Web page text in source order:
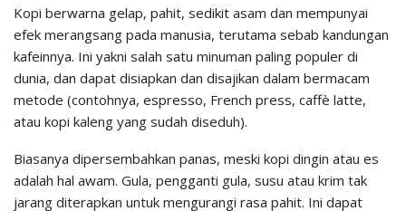
Kopi berwarna gelap, pahit, sedikit asam dan mempunyai
efek merangsang pada manusia, terutama sebab kandungan
kafeinnya. Ini yakni salah satu minuman paling populer di
dunia, dan dapat disiapkan dan disajikan dalam bermacam
metode (contohnya, espresso, French press, caffè latte,
atau kopi kaleng yang sudah diseduh).
Biasanya dipersembahkan panas, meski kopi dingin atau es
adalah hal awam. Gula, pengganti gula, susu atau krim tak
jarang diterapkan untuk mengurangi rasa pahit. Ini dapat